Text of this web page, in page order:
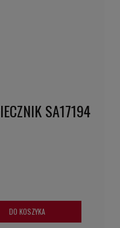
SA17194
DO KOSZYKA